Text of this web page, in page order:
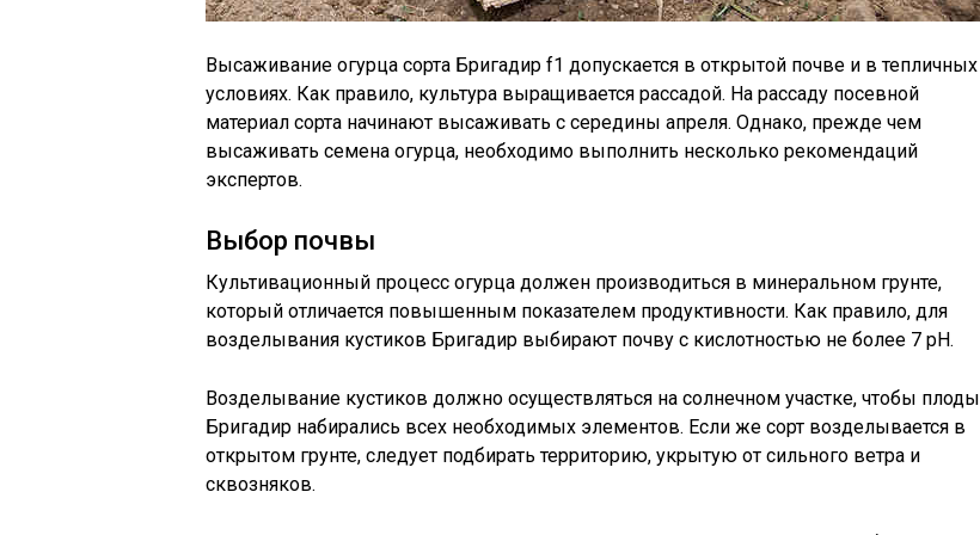
Высаживание огурца сорта Бригадир f1 допускается в открытой почве и в тепличных
условиях. Как правило, культура выращивается рассадой. На рассаду посевной
материал сорта начинают высаживать с середины апреля. Однако, прежде чем
высаживать семена огурца, необходимо выполнить несколько рекомендаций
экспертов.
Выбор почвы
Культивационный процесс огурца должен производиться в минеральном грунте,
который отличается повышенным показателем продуктивности. Как правило, для
возделывания кустиков Бригадир выбирают почву с кислотностью не более 7 рН.
Возделывание кустиков должно осуществляться на солнечном участке, чтобы плоды
Бригадир набирались всех необходимых элементов. Если же сорт возделывается в
открытом грунте, следует подбирать территорию, укрытую от сильного ветра и
сквозняков.